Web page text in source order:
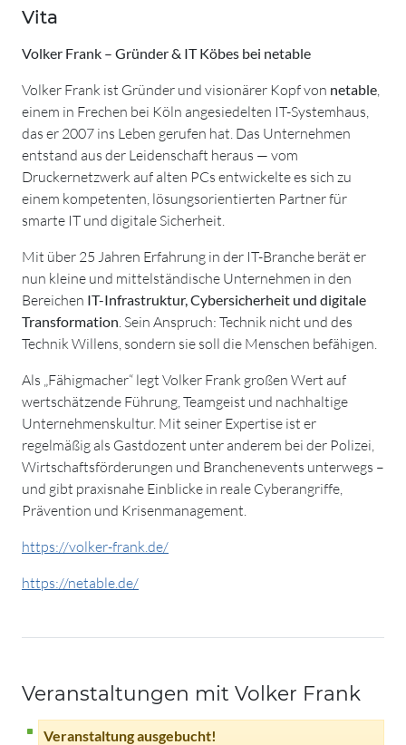
Vita
Volker Frank – Gründer & IT Köbes bei netable
Volker Frank ist Gründer und visionärer Kopf von netable,
einem in Frechen bei Köln angesiedelten IT-Systemhaus,
das er 2007 ins Leben gerufen hat. Das Unternehmen
entstand aus der Leidenschaft heraus — vom
Druckernetzwerk auf alten PCs entwickelte es sich zu
einem kompetenten, lösungsorientierten Partner für
smarte IT und digitale Sicherheit.
Mit über 25 Jahren Erfahrung in der IT-Branche berät er
nun kleine und mittelständische Unternehmen in den
Bereichen IT-Infrastruktur, Cybersicherheit und digitale
Transformation. Sein Anspruch: Technik nicht und des
Technik Willens, sondern sie soll die Menschen befähigen.
Als „Fähigmacher“ legt Volker Frank großen Wert auf
wertschätzende Führung, Teamgeist und nachhaltige
Unternehmenskultur. Mit seiner Expertise ist er
regelmäßig als Gastdozent unter anderem bei der Polizei,
Wirtschaftsförderungen und Branchenevents unterwegs –
und gibt praxisnahe Einblicke in reale Cyberangriffe,
Prävention und Krisenmanagement.
https://volker-frank.de/
https://netable.de/
Veranstaltungen mit Volker Frank
Veranstaltung ausgebucht!